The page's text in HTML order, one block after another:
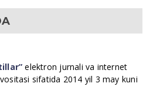
elektron jurnali va internet
sifatida 2014 yil 3 may kuni